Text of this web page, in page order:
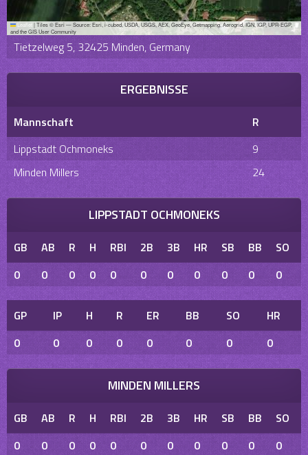
Leaflet |Tiles © Esri — Source: Esri, i-cubed, USDA, USGS, AEX, GeoEye, Getmapping, Aerogrid, IGN, IGP, UPR-EGP,
and the GIS User Community
Tietzelweg 5, 32425 Minden, Germany
ERGEBNISSE
Mannschaft
R
Lippstadt Ochmoneks
9
Minden Millers
24
LIPPSTADT OCHMONEKS
GB AB R H RBI 2B 3B HR SB BB SO
0
0 0 0 0 0 0 0 0 0 0
GP IP H R ER BB SO
HR
0
0 0 0 0 0 0 0
MINDEN MILLERS
GB AB R H RBI 2B 3B HR SB BB SO
0
0 0 0 0 0 0 0 0 0 0